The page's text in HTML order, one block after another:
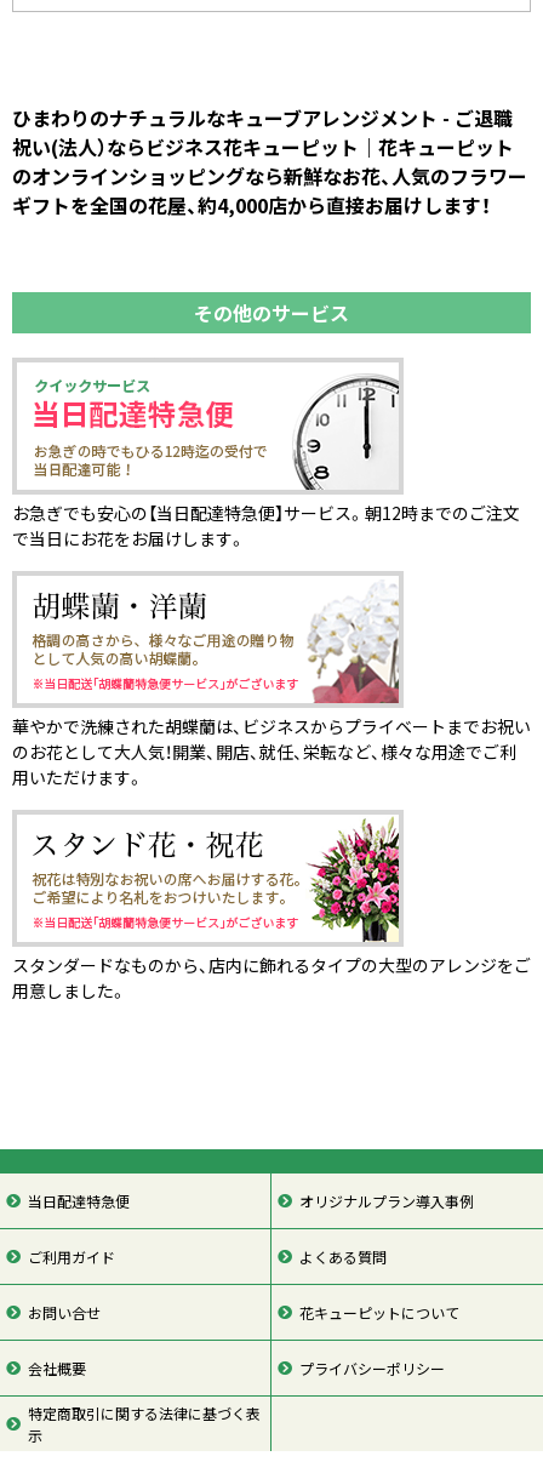
ひまわりのナチュラルなキューブアレンジメント - ご退職
祝い(法人）ならビジネス花キューピット｜花キューピット
のオンラインショッピングなら新鮮なお花、人気のフラワー
ギフトを全国の花屋、約4,000店から直接お届けします！
その他のサービス
お急ぎでも安心の【当日配達特急便】サービス。朝12時までのご注文
で当日にお花をお届けします。
華やかで洗練された胡蝶蘭は、ビジネスからプライベートまでお祝い
のお花として大人気！開業、開店、就任、栄転など、様々な用途でご利
用いただけます。
スタンダードなものから、店内に飾れるタイプの大型のアレンジをご
用意しました。
当日配達特急便 オリジナルプラン導入事例
ご利用ガイド よくある質問
お問い合せ 花キューピットについて
会社概要 プライバシーポリシー
特定商取引に関する法律に基づく表
示